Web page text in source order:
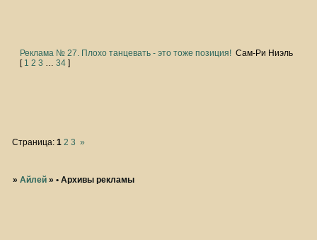
Реклама № 27. Плохо танцевать - это тоже позиция! Сам-Ри Ниэль
[ 1 2 3 … 34 ]
Страница:1 2 3 »
»Айлей »• Архивы рекламы